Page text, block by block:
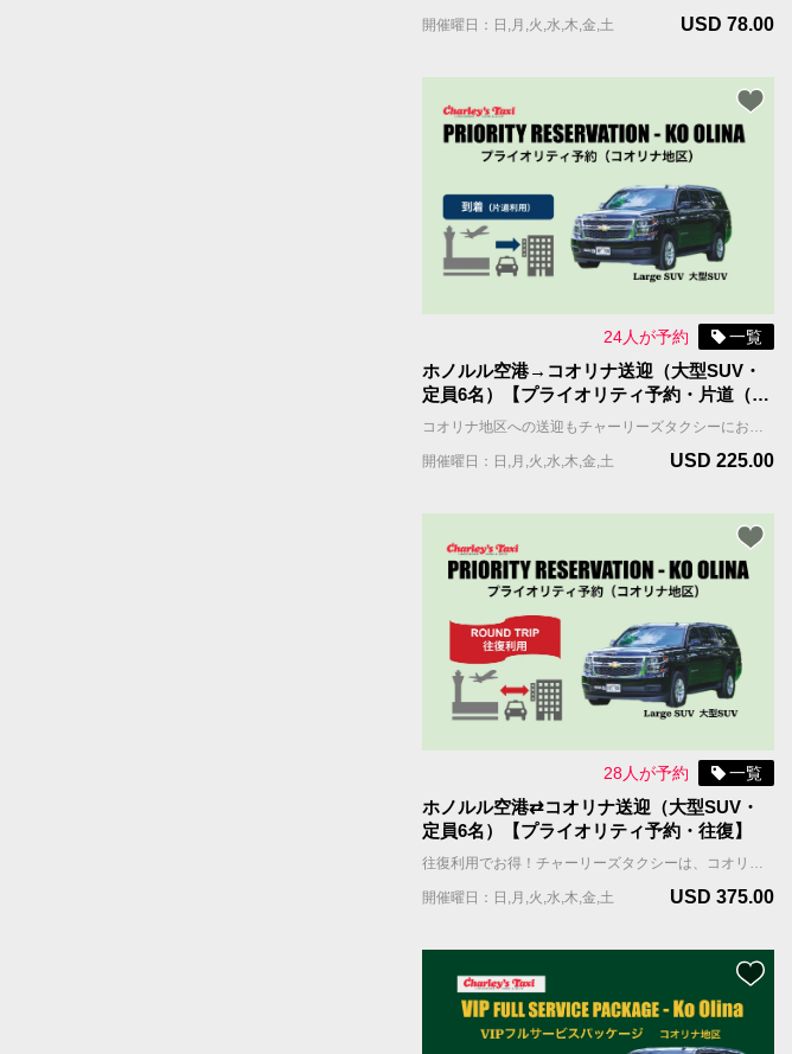
開催曜日：日,月,火,水,木,金,土 USD 78.00
24人が予約 一覧
ホノルル空港→コオリナ送迎（大型SUV・
定員6名）【プライオリティ予約・片道（到
着）】
コオリナ地区への送迎もチャーリーズタクシーにお任せください。快適で広々とした大型SUV車にてご案内します。 チャーリーズタクシーの【プライオリティ予約】はドライバーは事前にお客様のグループに割り当てられますので、待ち時間はほとんどありません。 ご到着日の2週間前にドライバーの名前と連絡先をお知らせします。 ホノルル到着日、ドライバーはお客様のフライト到着時間をモニターしながら、空港近くで待機し、お客様の連絡をお待ちしています。 ＊当サービスはお客様全員が同じ航空便で到着される前提です。同じ時間帯の異なる航空便で到着される場合は到着時間の遅い便をご記入ください。 車両＆乗車案内 ・車種：ミニバン ・乗車人数：6名まで（乳幼児含む） ・機内持ち込み手荷物（ハンドバッグ、機内持ち込み用キャリーバッグなど）の数：車両1台につき合計6個まで ・お預け手荷物（スーツケース、折り畳みの車椅子やベビーカーなど）＋大型荷物（自転車、ゴルフバッグ、サーフボードなど）の数：車両1台につき合計6個まで。 ＊大型荷物には超過料金がかかりますので、追加オプションよりお選びください。大型荷物の上限は2個までとなります。
開催曜日：日,月,火,水,木,金,土 USD 225.00
28人が予約 一覧
ホノルル空港⇄コオリナ送迎（大型SUV・
定員6名）【プライオリティ予約・往復】
往復利用でお得！チャーリーズタクシーは、コオリナ地区への快適な送迎を提供します。 プライオリティ予約（優先予約）なら、空港からホテルへ快適かつ早く移動できます。チャーリーズタクシーのプライオリティ予約は、お客様のグループを担当するドライバーが往復ともにあらかじめ割り当てられるので、待ち時間がほとんどありません。ハワイ旅行をストレスなく、スムーズにスタートしましょう。 ご利用日の2週間前に担当ドライバーの名前と連絡先をご連絡します。 ホノルル空港到着日、担当のドライバーはお客様のフライトに合わせて近くに待機し、お客様からの連絡をお待ちしています。 ＊当サービスはお客様全員が同じ航空便で到着される前提です。同じ時間帯の異なる航空便で到着される場合は到着時間の遅い便をご記入ください。 車両＆乗車案内 ・車種：ミニバン ・乗車人数：6名まで（乳幼児含む） ・機内持ち込み手荷物（ハンドバッグ、機内持ち込み用キャリーバッグなど）の数：車両1台につき合計6個まで ・お預け手荷物（スーツケース、折り畳みの車椅子やベビーカーなど）＋大型荷物（自転車、ゴルフバッグ、サーフボードなど）の数：車両1台につき合計6個まで。 ＊大型荷物には超過料金がかかりますので、追加オプションよりお選びください。大型荷物の上限は2個までとなります。
開催曜日：日,月,火,水,木,金,土 USD 375.00